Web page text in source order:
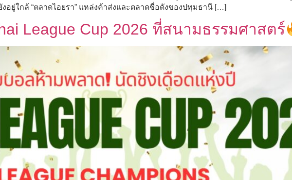
ยู่ใกล้ “ตลาดไอยรา” แหล่งค้าส่งและตลาดชื่อดังของปทุมธานี […]
League Cup 2026 ที่สนามธรรมศาสตร์